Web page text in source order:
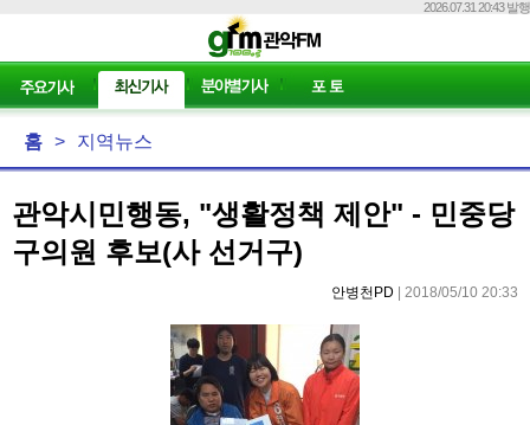
2026.07.31 20:43 발행
홈 > 지역뉴스
관악시민행동, "생활정책 제안" - 민중당
구의원 후보(사 선거구)
안병천PD | 2018/05/10 20:33